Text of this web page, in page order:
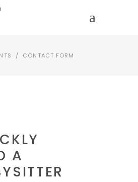
/ CONTACT FORM
A